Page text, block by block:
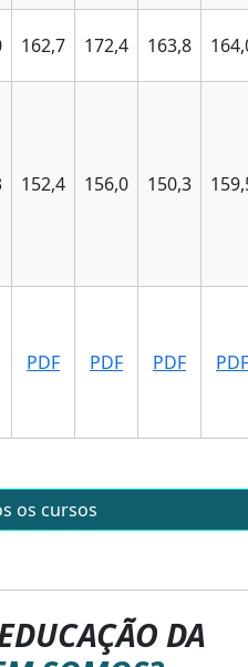
162,7 172,4 163,8
152,4 156,0 150,3
PDF PDF PDF PDF
os cursos
DA